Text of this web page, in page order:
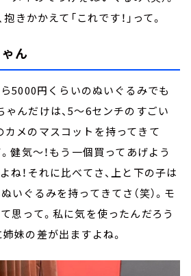
きかかえて「これです！」って。
ん
5000円くらいのぬいぐるみでも
んだけは、5～6センチのすごい
カメのマスコットを持ってきて
。健気～！もう一個買ってあげよう
ね！それに比べてさ、上と下の子は
いぐるみを持ってきてさ（笑）。モ
思って。私に気を使ったんだろう
妹の差が出ますよね。